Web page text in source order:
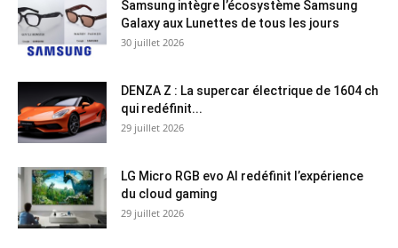
Samsung intègre l’écosystème Samsung
Galaxy aux Lunettes de tous les jours
30 juillet 2026
DENZA Z : La supercar électrique de 1604 ch
qui redéfinit...
29 juillet 2026
LG Micro RGB evo AI redéfinit l’expérience
du cloud gaming
29 juillet 2026